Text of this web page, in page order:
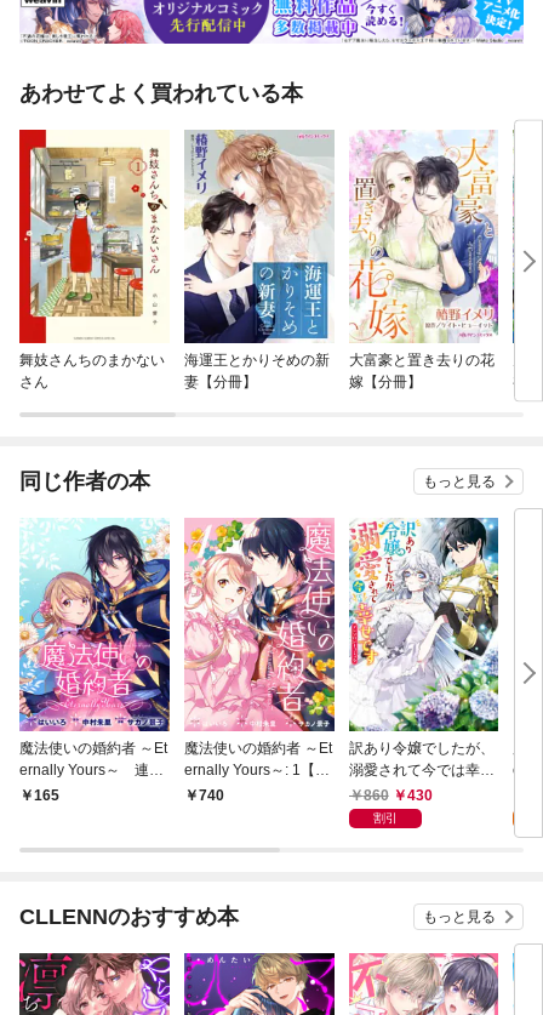
あわせてよく買われている本
舞妓さんちのまかない
さん
海運王とかりそめの新
妻【分冊】
大富豪と置き去りの花
嫁【分冊】
初
か
同じ作者の本 もっと見る
魔法使いの婚約者 ～Et
ernally Yours～ 連載
版: 1
165
魔法使いの婚約者 ～Et
ernally Yours～: 1【電
子限定描き下ろしカラ
740
訳あり令嬢でしたが、
溺愛されて今では幸せ
です アンソロジーコミ
ック
860 430
割引
CLLENNのおすすめ本 もっと見る